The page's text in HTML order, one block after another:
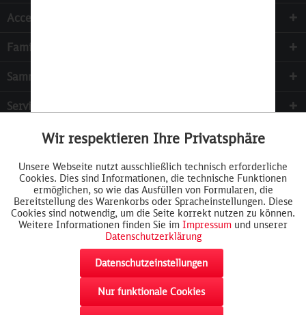
Accessoires
Familie & Kinder
Sammeln
Services
AGB Cookie-Einstellungen
Funktionale Aktiv
Tracking Inaktiv
Wir respektieren Ihre Privatsphäre
Unsere Webseite nutzt ausschließlich technisch erforderliche
Cookies. Dies sind Informationen, die technische Funktionen
ermöglichen, so wie das Ausfüllen von Formularen, die
Bereitstellung des Warenkorbs oder Spracheinstellungen. Diese
Cookies sind notwendig, um die Seite korrekt nutzen zu können.
Weitere Informationen finden Sie im Impressum und unserer
Datenschutzerklärung
Datenschutzeinstellungen
Nur funktionale Cookies